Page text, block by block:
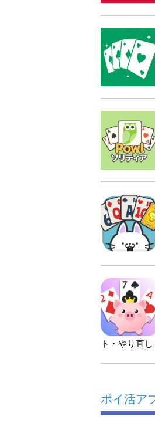
ト・やり直
ポイ活ア